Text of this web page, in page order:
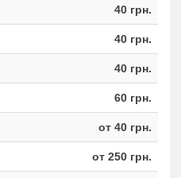
40 грн.
40 грн.
40 грн.
60 грн.
от 40 грн.
от 250 грн.